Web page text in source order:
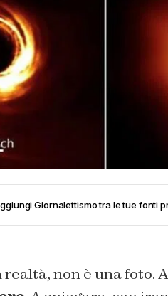
Giornalettismo tra le tue fonti
non è una foto.